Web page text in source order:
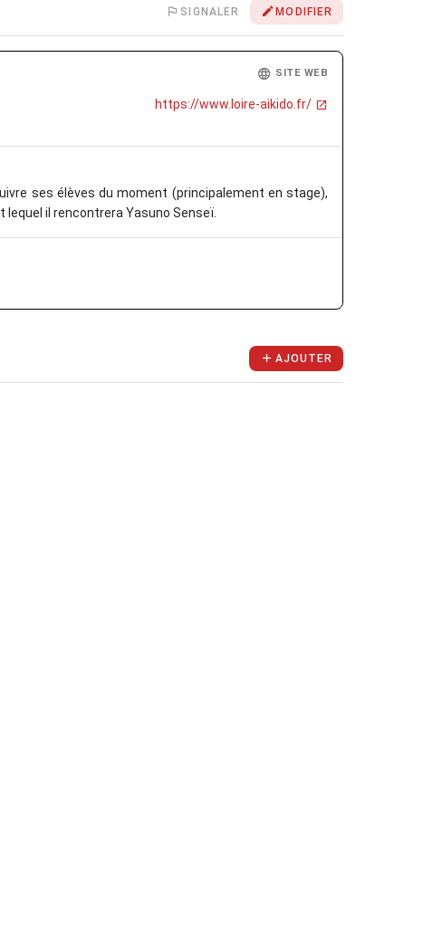
SIGNALER MODIFIER
SITE WEB
https://www.loire-aikido.fr/
ses élèves du moment (principalement en stage),
lequel il rencontrera Yasuno Senseï.
AJOUTER